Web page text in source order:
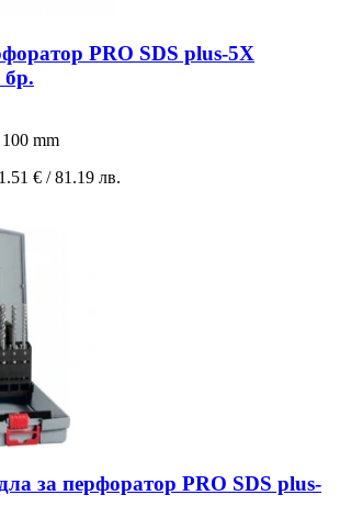
PRO SDS plus-5X
бр.
mm
€ / 81.19 лв.
за перфоратор PRO SDS plus-